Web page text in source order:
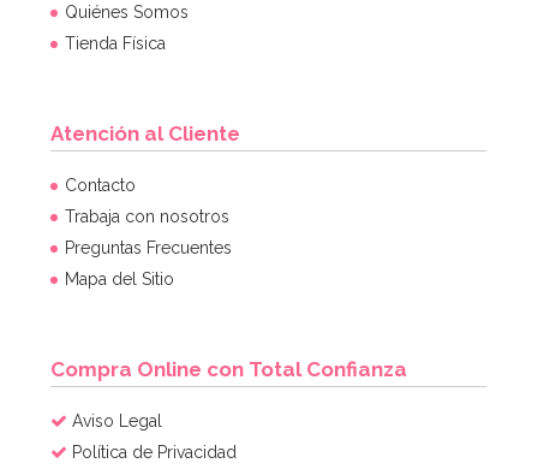
Quiénes Somos
Tienda Física
Atención al Cliente
Contacto
Trabaja con nosotros
Preguntas Frecuentes
Mapa del Sitio
Compra Online con Total Confianza
Aviso Legal
Política de Privacidad